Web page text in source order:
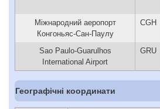
Міжнародний аеропорт
Конгоньяс-Сан-Паулу
CGH
Sao Paulo-Guarulhos
International Airport
GRU
Географічні координати